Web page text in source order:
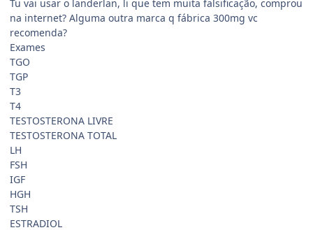
Tu vai usar o landerlan, li que tem muita falsificação, comprou
na internet? Alguma outra marca q fábrica 300mg vc
recomenda?
Exames
TGO
TGP
T3
T4
TESTOSTERONA LIVRE
TESTOSTERONA TOTAL
LH
FSH
IGF
HGH
TSH
ESTRADIOL